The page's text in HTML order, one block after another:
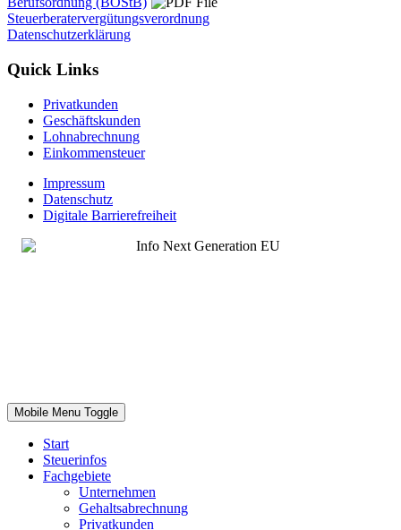
Steuerberatervergütungsverordnung
Datenschutzerklärung
Quick Links
Privatkunden
Geschäftskunden
Lohnabrechnung
Einkommensteuer
Impressum
Datenschutz
Digitale Barrierefreiheit
Mobile Menu Toggle
Start
Steuerinfos
Fachgebiete
Unternehmen
Gehaltsabrechnung
Privatkunden